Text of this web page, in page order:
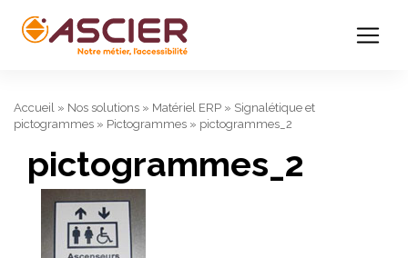
Accueil » Nos solutions » Matériel ERP » Signalétique et
pictogrammes » Pictogrammes » pictogrammes_2
pictogrammes_2